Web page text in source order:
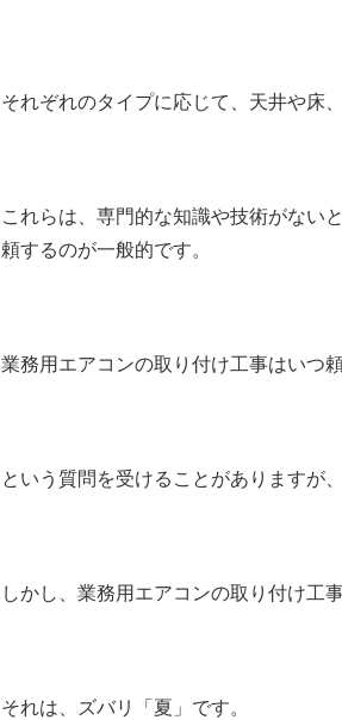
それぞれのタイプに応じて、天井や床
これらは、専門的な知識や技術がない
頼するのが一般的です。
業務用エアコンの取り付け工事はいつ
という質問を受けることがありますが
しかし、業務用エアコンの取り付け工
それは、ズバリ「夏」です。